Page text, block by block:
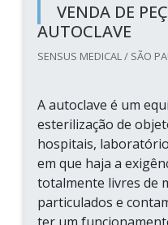
VENDA DE
AUTOCLAVE
SENSUS MEDICAL / SÃO
A autoclave é um
esterilização de
hospitais,
em que haja a
totalmente livres de
particulados e